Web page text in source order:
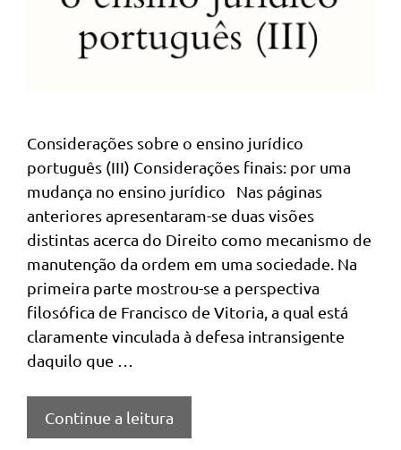
Considerações sobre o ensino jurídico
português (III) Considerações finais: por uma
mudança no ensino jurídico Nas páginas
anteriores apresentaram-se duas visões
distintas acerca do Direito como mecanismo de
manutenção da ordem em uma sociedade. Na
primeira parte mostrou-se a perspectiva
filosófica de Francisco de Vitoria, a qual está
claramente vinculada à defesa intransigente
daquilo que …
Continue a leitura